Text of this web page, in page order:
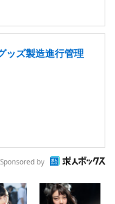
ッズ製造進行管理
Sponsored by